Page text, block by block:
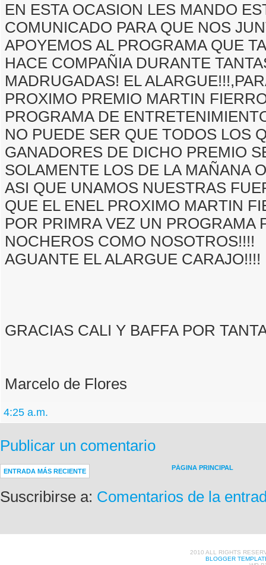
EN ESTA OCASION LES MANDO
COMUNICADO PARA QUE NOS
APOYEMOS AL PROGRAMA QUE
HACE COMPAÑIA DURANTE
MADRUGADAS! EL
PROXIMO PREMIO MARTIN
PROGRAMA DE
NO PUEDE SER QUE TODOS LOS
GANADORES DE DICHO PREMIO
SOLAMENTE LOS DE LA MAÑANA
ASI QUE UNAMOS NUESTRAS
QUE EL ENEL PROXIMO MARTIN
POR PRIMRA VEZ UN PROGRAMA
NOCHEROS COMO NOSOTROS!!!!
AGUANTE EL ALARGUE CARAJO!!!!
GRACIAS CALI Y BAFFA POR
Marcelo de Flores
4:25 a.m.
Publicar un comentario
ENTRADA MÁS RECIENTE PÁGINA PRINCIPAL
Suscribirse a: Comentarios de la
2010 ALL RIGHTS
BLOGGER